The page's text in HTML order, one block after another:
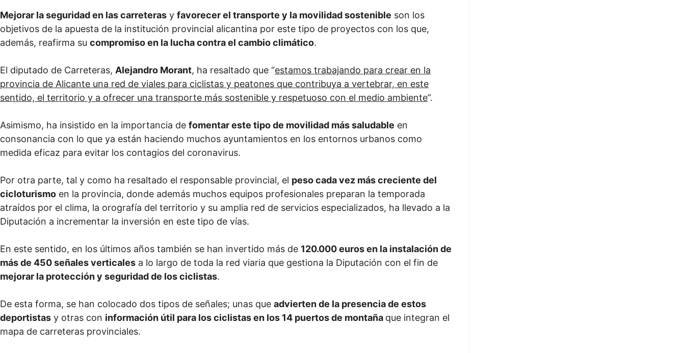
Mejorar la seguridad en las carreteras y favorecer el transporte y la movilidad sostenible son los
objetivos de la apuesta de la institución provincial alicantina por este tipo de proyectos con los que,
además, reafirma su compromiso en la lucha contra el cambio climático.
El diputado de Carreteras, Alejandro Morant, ha resaltado que “estamos trabajando para crear en la
provincia de Alicante una red de viales para ciclistas y peatones que contribuya a vertebrar, en este
sentido, el territorio y a ofrecer una transporte más sostenible y respetuoso con el medio ambiente”.
Asimismo, ha insistido en la importancia de fomentar este tipo de movilidad más saludable en
consonancia con lo que ya están haciendo muchos ayuntamientos en los entornos urbanos como
medida eficaz para evitar los contagios del coronavirus.
Por otra parte, tal y como ha resaltado el responsable provincial, el peso cada vez más creciente del
cicloturismo en la provincia, donde además muchos equipos profesionales preparan la temporada
atraídos por el clima, la orografía del territorio y su amplia red de servicios especializados, ha llevado a la
Diputación a incrementar la inversión en este tipo de vías.
En este sentido, en los últimos años también se han invertido más de 120.000 euros en la instalación de
más de 450 señales verticales a lo largo de toda la red viaria que gestiona la Diputación con el fin de
mejorar la protección y seguridad de los ciclistas.
De esta forma, se han colocado dos tipos de señales; unas que advierten de la presencia de estos
deportistas y otras con información útil para los ciclistas en los 14 puertos de montaña que integran el
mapa de carreteras provinciales.